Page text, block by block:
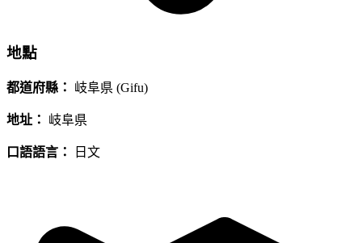
地點
都道府縣： 岐阜県 (Gifu)
地址： 岐阜県
口語語言： 日文